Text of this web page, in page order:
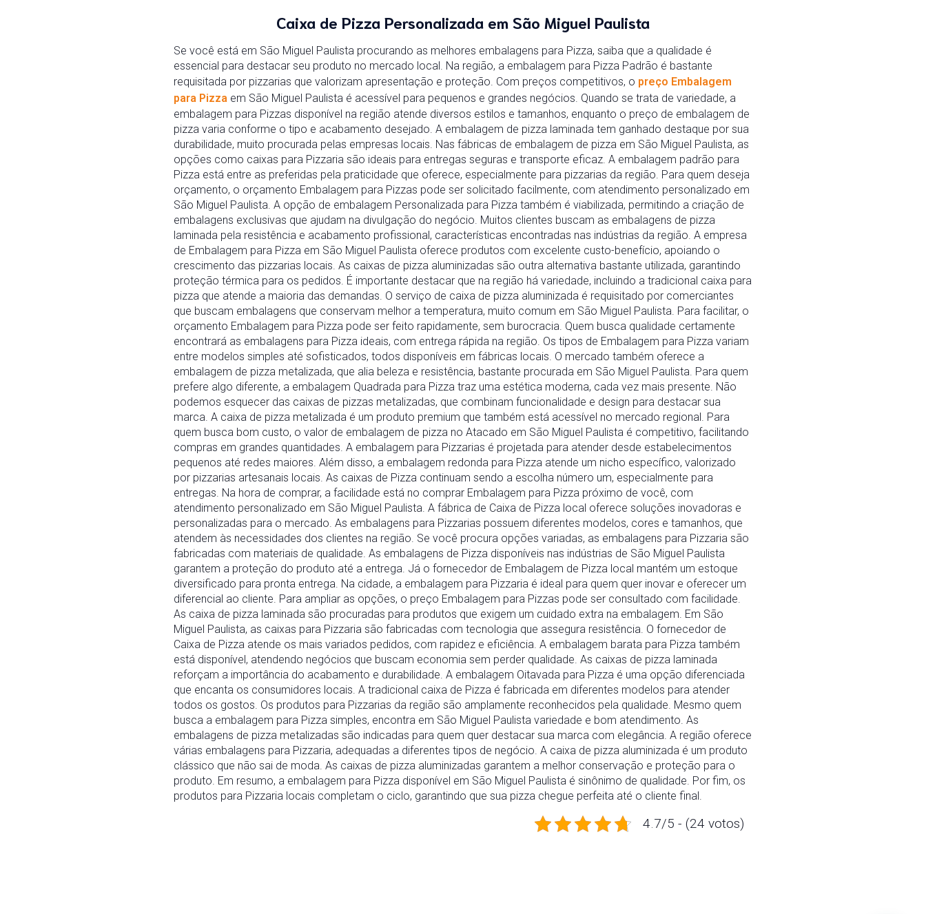
Caixa de Pizza Personalizada em São Miguel Paulista
Se você está em São Miguel Paulista procurando as melhores embalagens para Pizza, saiba que a qualidade é
essencial para destacar seu produto no mercado local. Na região, a embalagem para Pizza Padrão é bastante
requisitada por pizzarias que valorizam apresentação e proteção. Com preços competitivos, o preço Embalagem
para Pizza em São Miguel Paulista é acessível para pequenos e grandes negócios. Quando se trata de variedade, a
embalagem para Pizzas disponível na região atende diversos estilos e tamanhos, enquanto o preço de embalagem de
pizza varia conforme o tipo e acabamento desejado. A embalagem de pizza laminada tem ganhado destaque por sua
durabilidade, muito procurada pelas empresas locais. Nas fábricas de embalagem de pizza em São Miguel Paulista, as
opções como caixas para Pizzaria são ideais para entregas seguras e transporte eficaz. A embalagem padrão para
Pizza está entre as preferidas pela praticidade que oferece, especialmente para pizzarias da região. Para quem deseja
orçamento, o orçamento Embalagem para Pizzas pode ser solicitado facilmente, com atendimento personalizado em
São Miguel Paulista. A opção de embalagem Personalizada para Pizza também é viabilizada, permitindo a criação de
embalagens exclusivas que ajudam na divulgação do negócio. Muitos clientes buscam as embalagens de pizza
laminada pela resistência e acabamento profissional, características encontradas nas indústrias da região. A empresa
de Embalagem para Pizza em São Miguel Paulista oferece produtos com excelente custo-benefício, apoiando o
crescimento das pizzarias locais. As caixas de pizza aluminizadas são outra alternativa bastante utilizada, garantindo
proteção térmica para os pedidos. É importante destacar que na região há variedade, incluindo a tradicional caixa para
pizza que atende a maioria das demandas. O serviço de caixa de pizza aluminizada é requisitado por comerciantes
que buscam embalagens que conservam melhor a temperatura, muito comum em São Miguel Paulista. Para facilitar, o
orçamento Embalagem para Pizza pode ser feito rapidamente, sem burocracia. Quem busca qualidade certamente
encontrará as embalagens para Pizza ideais, com entrega rápida na região. Os tipos de Embalagem para Pizza variam
entre modelos simples até sofisticados, todos disponíveis em fábricas locais. O mercado também oferece a
embalagem de pizza metalizada, que alia beleza e resistência, bastante procurada em São Miguel Paulista. Para quem
prefere algo diferente, a embalagem Quadrada para Pizza traz uma estética moderna, cada vez mais presente. Não
podemos esquecer das caixas de pizzas metalizadas, que combinam funcionalidade e design para destacar sua
marca. A caixa de pizza metalizada é um produto premium que também está acessível no mercado regional. Para
quem busca bom custo, o valor de embalagem de pizza no Atacado em São Miguel Paulista é competitivo, facilitando
compras em grandes quantidades. A embalagem para Pizzarias é projetada para atender desde estabelecimentos
pequenos até redes maiores. Além disso, a embalagem redonda para Pizza atende um nicho específico, valorizado
por pizzarias artesanais locais. As caixas de Pizza continuam sendo a escolha número um, especialmente para
entregas. Na hora de comprar, a facilidade está no comprar Embalagem para Pizza próximo de você, com
atendimento personalizado em São Miguel Paulista. A fábrica de Caixa de Pizza local oferece soluções inovadoras e
personalizadas para o mercado. As embalagens para Pizzarias possuem diferentes modelos, cores e tamanhos, que
atendem às necessidades dos clientes na região. Se você procura opções variadas, as embalagens para Pizzaria são
fabricadas com materiais de qualidade. As embalagens de Pizza disponíveis nas indústrias de São Miguel Paulista
garantem a proteção do produto até a entrega. Já o fornecedor de Embalagem de Pizza local mantém um estoque
diversificado para pronta entrega. Na cidade, a embalagem para Pizzaria é ideal para quem quer inovar e oferecer um
diferencial ao cliente. Para ampliar as opções, o preço Embalagem para Pizzas pode ser consultado com facilidade.
As caixa de pizza laminada são procuradas para produtos que exigem um cuidado extra na embalagem. Em São
Miguel Paulista, as caixas para Pizzaria são fabricadas com tecnologia que assegura resistência. O fornecedor de
Caixa de Pizza atende os mais variados pedidos, com rapidez e eficiência. A embalagem barata para Pizza também
está disponível, atendendo negócios que buscam economia sem perder qualidade. As caixas de pizza laminada
reforçam a importância do acabamento e durabilidade. A embalagem Oitavada para Pizza é uma opção diferenciada
que encanta os consumidores locais. A tradicional caixa de Pizza é fabricada em diferentes modelos para atender
todos os gostos. Os produtos para Pizzarias da região são amplamente reconhecidos pela qualidade. Mesmo quem
busca a embalagem para Pizza simples, encontra em São Miguel Paulista variedade e bom atendimento. As
embalagens de pizza metalizadas são indicadas para quem quer destacar sua marca com elegância. A região oferece
várias embalagens para Pizzaria, adequadas a diferentes tipos de negócio. A caixa de pizza aluminizada é um produto
clássico que não sai de moda. As caixas de pizza aluminizadas garantem a melhor conservação e proteção para o
produto. Em resumo, a embalagem para Pizza disponível em São Miguel Paulista é sinônimo de qualidade. Por fim, os
produtos para Pizzaria locais completam o ciclo, garantindo que sua pizza chegue perfeita até o cliente final.
4.7/5 - (24 votos)